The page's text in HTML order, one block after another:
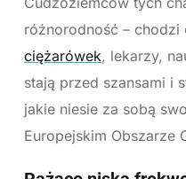
różnorodność – chodzi
ciężarówek, lekarzy,
stają przed szansami i
jakie niesie za sobą
Europejskim Obszarze